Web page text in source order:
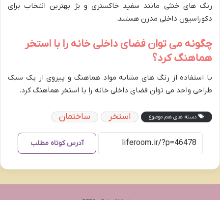
رنگ های خنثی مانند سفید خاکستری و بژ بهترین انتخاب برای
دکوراسیون داخلی مدرن هستند.
چگونه می توان فضای داخلی خانه را با استخر
هماهنگ کرد؟
با استفاده از رنگ های مشابه مواد هماهنگ و پیروی از یک سبک
طراحی واحد می توان فضای داخلی خانه را با استخر هماهنگ کرد.
دسته های هم موضوع استخر ساختمان
آدرس کوتاه مطلب